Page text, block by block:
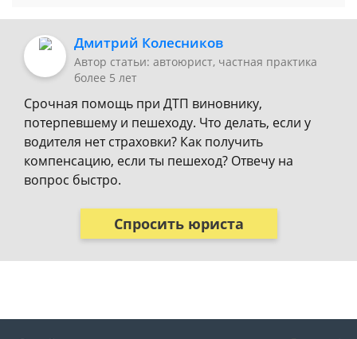
Дмитрий Колесников
Автор статьи: автоюрист, частная практика
более 5 лет
Срочная помощь при ДТП виновнику,
потерпевшему и пешеходу. Что делать, если у
водителя нет страховки? Как получить
компенсацию, если ты пешеход? Отвечу на
вопрос быстро.
Спросить юриста